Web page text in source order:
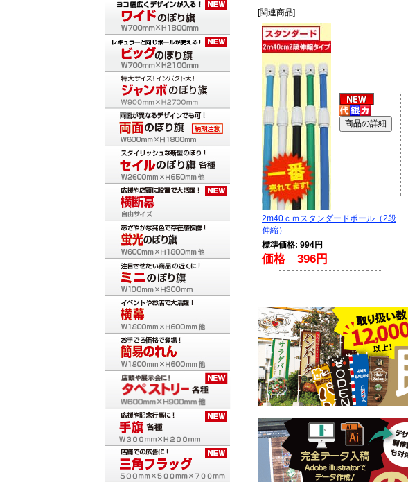
[関連商品]
2m40ｃｍスタンダードポール（2段
伸縮）
標準価格: 994円
価格 396円